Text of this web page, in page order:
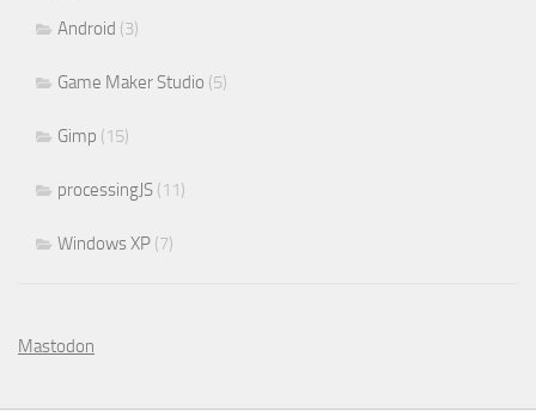
Android (3)
Game Maker Studio (5)
Gimp (15)
processingJS (11)
Windows XP (7)
Mastodon